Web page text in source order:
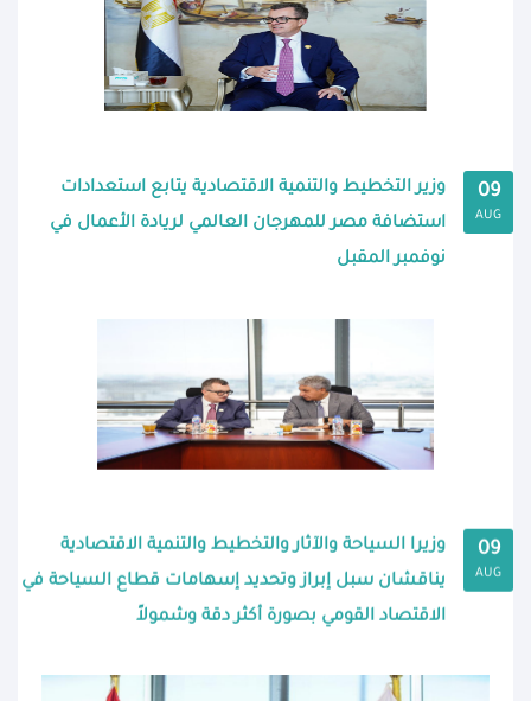
09
AUG
وزير التخطيط والتنمية الاقتصادية يتابع استعدادات
استضافة مصر للمهرجان العالمي لريادة الأعمال في
نوفمبر المقبل
09
AUG
وزيرا السياحة والآثار والتخطيط والتنمية الاقتصادية
يناقشان سبل إبراز وتحديد إسهامات قطاع السياحة في
الاقتصاد القومي بصورة أكثر دقة وشمولاً